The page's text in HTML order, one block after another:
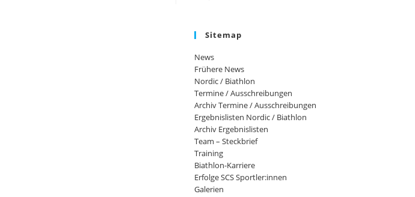
Sitemap
News
Frühere News
Nordic / Biathlon
Termine / Ausschreibungen
Archiv Termine / Ausschreibungen
Ergebnislisten Nordic / Biathlon
Archiv Ergebnislisten
Team – Steckbrief
Training
Biathlon-Karriere
Erfolge SCS Sportler:innen
Galerien